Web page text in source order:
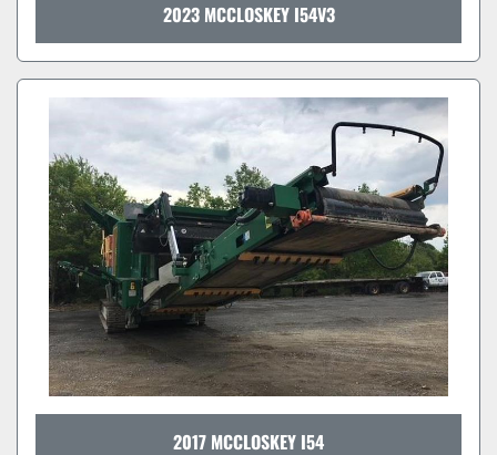
2023 MCCLOSKEY I54V3
2017 MCCLOSKEY I54